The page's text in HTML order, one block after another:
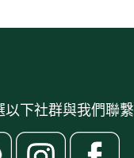
以下社群與我們聯繫